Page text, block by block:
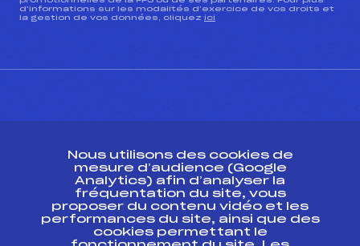
d’informations sur les modalités d’exercice de vos droits et
la gestion de vos données, cliquez ici
Ressources
Pass’Neige
Projet sportif fédéral
Nous utilisons des cookies de
mesure d’audience (Google
Analytics) afin d’analyser la
fréquentation du site, vous
proposer du contenu vidéo et les
performances du site, ainsi que des
cookies permettant le